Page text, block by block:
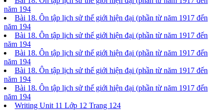
năm 194
Bài 18. Ôn tập lịch sử thế giới hiện đại (phần từ năm 1917 đến
năm 194
Bài 18. Ôn tập lịch sử thế giới hiện đại (phần từ năm 1917 đến
năm 194
Bài 18. Ôn tập lịch sử thế giới hiện đại (phần từ năm 1917 đến
năm 194
Bài 18. Ôn tập lịch sử thế giới hiện đại (phần từ năm 1917 đến
năm 194
Bài 18. Ôn tập lịch sử thế giới hiện đại (phần từ năm 1917 đến
năm 194
Writing Unit 11 Lớp 12 Trang 124